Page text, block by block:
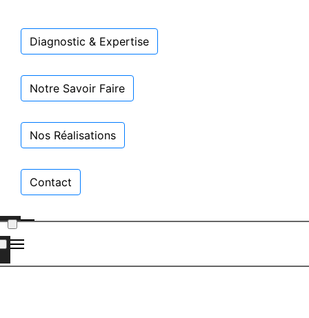
Diagnostic & Expertise
Notre Savoir Faire
Nos Réalisations
Contact